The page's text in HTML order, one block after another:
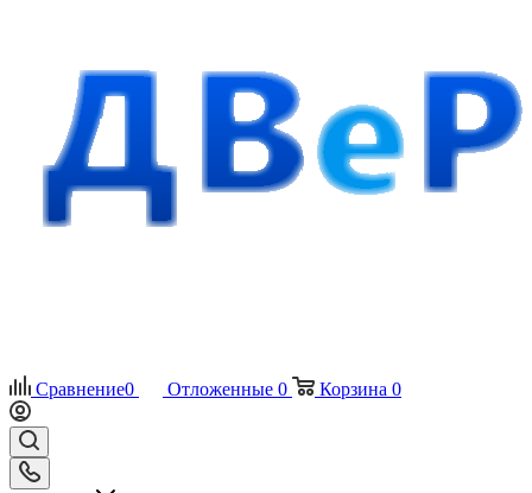
Сравнение0 Отложенные 0 Корзина 0